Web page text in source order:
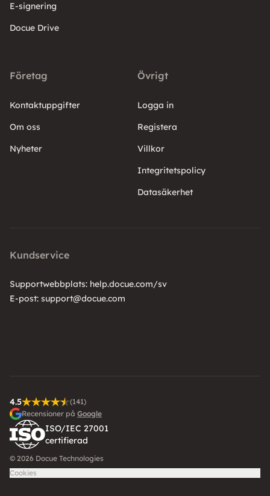
E-signering
Docue Drive
Företag
Kontaktuppgifter
Om oss
Nyheter
Övrigt
Logga in
Registera
Villkor
Integritetspolicy
Datasäkerhet
Kundservice
Supportwebbplats: help.docue.com/sv
E-post: support@docue.com
4.5
(141)
Recensioner på Google
ISO/IEC 27001
certifierad
© 2026 Docue Technologies
Cookies